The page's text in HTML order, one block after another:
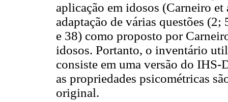
aplicação em idosos (Carneiro
adaptação de várias questões
e 38) como proposto por
idosos. Portanto, o inventário
consiste em uma versão do
as propriedades psicométricas
original.